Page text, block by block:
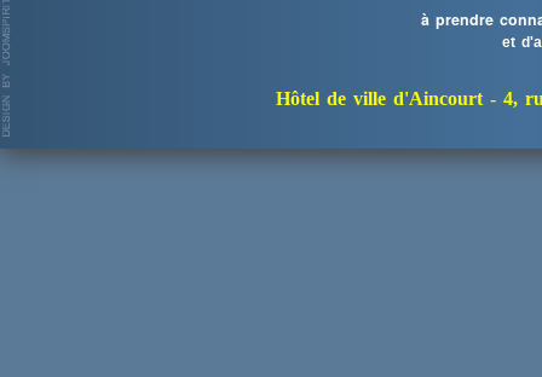
à prendre
et
Hôtel de ville d'Aincourt - 4,